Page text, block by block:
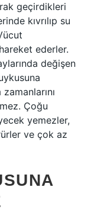
geçirdikleri
kıvrılıp su
ederler.
değişen
Çoğu
yemezler,
ve çok az